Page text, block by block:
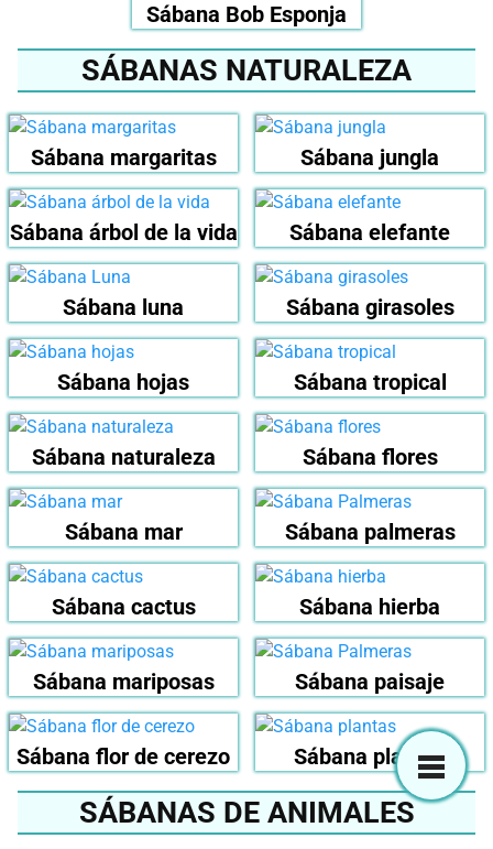
Sábana Bob Esponja
SÁBANAS NATURALEZA
Sábana margaritas Sábana jungla
Sábana árbol de la vida Sábana elefante
Sábana luna Sábana girasoles
Sábana hojas Sábana tropical
Sábana naturaleza Sábana flores
Sábana mar Sábana palmeras
Sábana cactus Sábana hierba
Sábana mariposas Sábana paisaje
Sábana flor de cerezo Sábana plantas
SÁBANAS DE ANIMALES